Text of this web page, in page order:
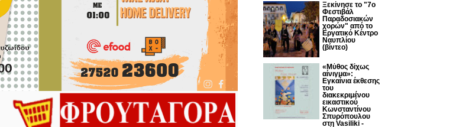
Ξεκίνησε το "7ο
Φεστιβάλ
Παραδοσιακών
χορών" από το
Εργατικό Κέντρο
Ναυπλίου
(βίντεο)
«Μύθος δίχως
αίνιγμα»:
Εγκαίνια έκθεσης
του
διακεκριμένου
εικαστικού
Κωνσταντίνου
Σπυρόπουλου
στη Vasiliki -